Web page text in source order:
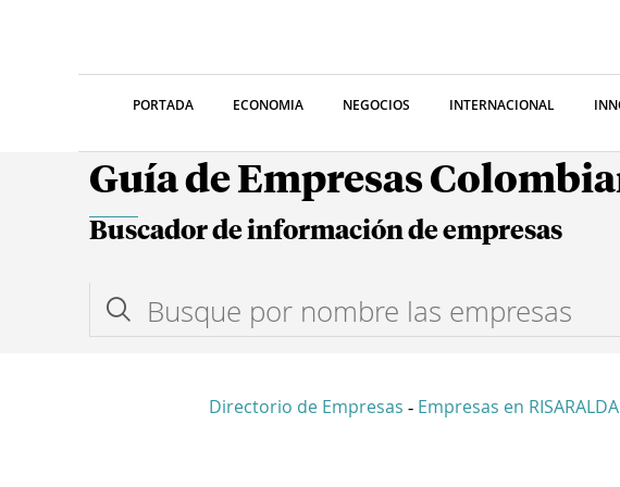
PORTADA ECONOMIA NEGOCIOS INTERNACIONAL
Guía de Empresas
Buscador de información de empresas
Directorio de Empresas - Empresas en RISARALDA